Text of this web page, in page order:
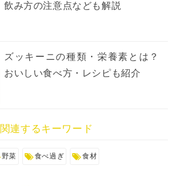
飲み方の注意点なども解説
ズッキーニの種類・栄養素とは？
おいしい食べ方・レシピも紹介
関連するキーワード
野菜 食べ過ぎ 食材